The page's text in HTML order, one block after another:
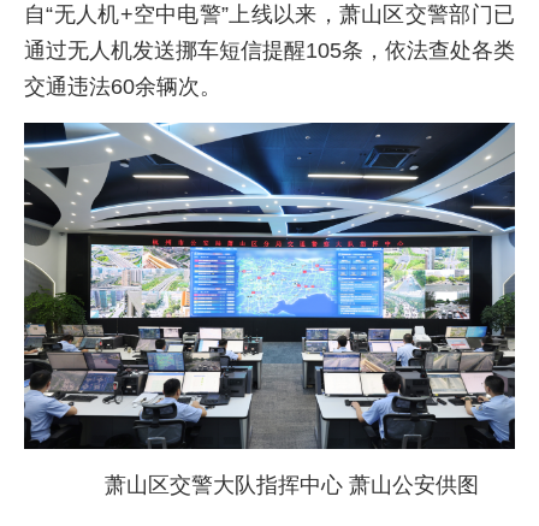
自“无人机+空中电警”上线以来，萧山区交警部门已
通过无人机发送挪车短信提醒105条，依法查处各类
交通违法60余辆次。
萧山区交警大队指挥中心 萧山公安供图